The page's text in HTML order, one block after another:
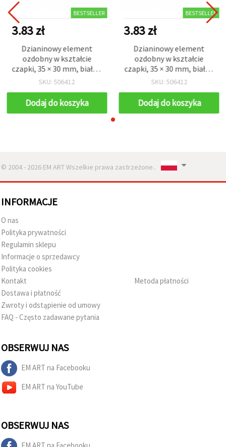
BESTSELLER
3.83 zł
Dzianinowy element
ozdobny w kształcie
czapki, 35 × 30 mm, biały –
5 szt.
SKU: 506412
Dodaj do koszyka
BESTSELLER
3.83 zł
Dzianinowy element
ozdobny w kształcie
czapki, 35 × 30 mm, biały –
5 szt.
SKU: 506412
Dodaj do koszyka
© 2004 - 2026 EM ART Wszelkie prawa zastrzeżone..
INFORMACJE
O nas
Polityka prywatności
Regulamin sklepu
Informacje o sprzedawcy
Polityka cookies
Kontakt
Dostawa i płatność
Zwroty i odstąpienie od umowy
FAQ - Często zadawane pytania
Metoda płatności
OBSERWUJ NAS
EM ART na Facebooku
EM ART na YouTube
OBSERWUJ NAS
EM ART na Facebooku